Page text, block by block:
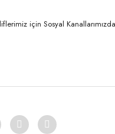
için Sosyal